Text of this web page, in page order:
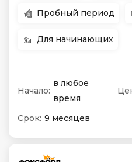
Пробный период
Для начинающих
Начало:
в любое
время
Срок: 9 месяцев